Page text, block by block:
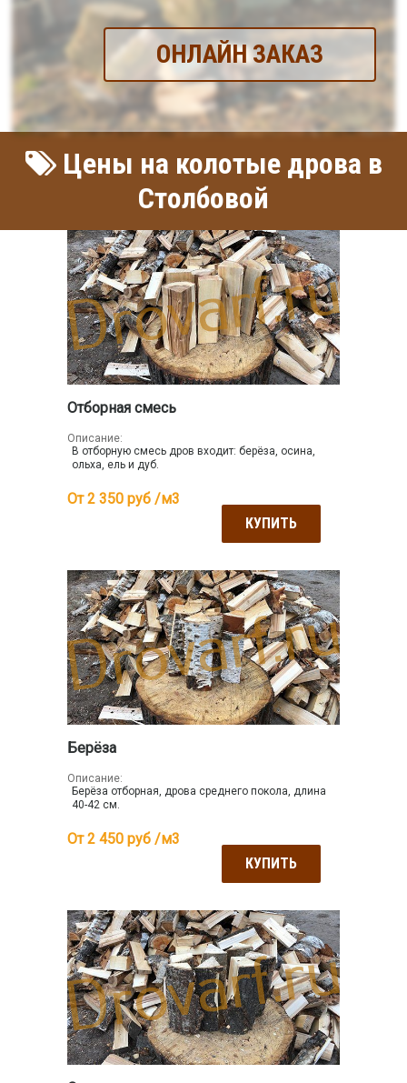
ОНЛАЙН ЗАКАЗ
Цены на колотые дрова в
Столбовой
Отборная смесь
Описание:
В отборную смесь дров входит: берёза, осина,
ольха, ель и дуб.
От 2 350 руб /м3
КУПИТЬ
Берёза
Описание:
Берёза отборная, дрова среднего покола, длина
40-42 см.
От 2 450 руб /м3
КУПИТЬ